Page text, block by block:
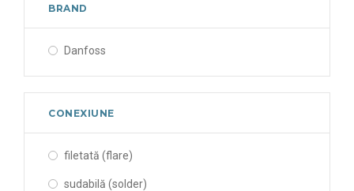
BRAND
Danfoss
CONEXIUNE
filetată (flare)
sudabilă (solder)